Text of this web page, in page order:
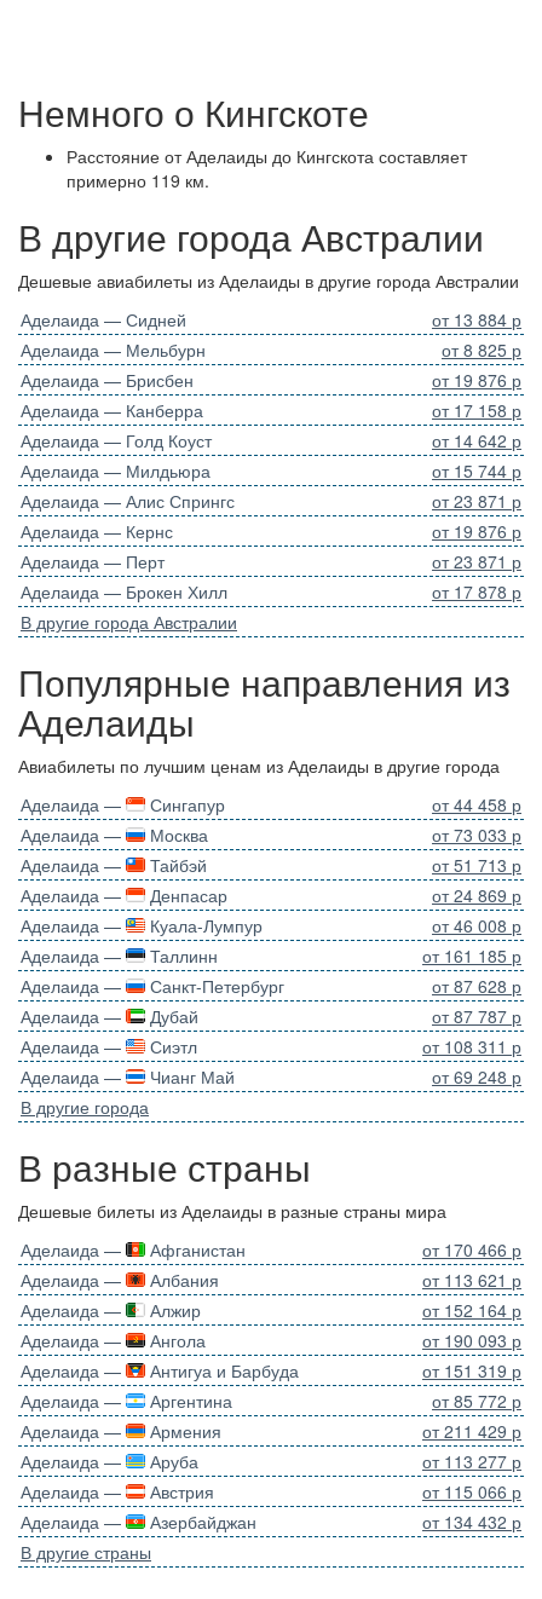
Немного о Кингскоте
Расстояние от Аделаиды до Кингскота составляет
примерно 119 км.
В другие города Австралии
Дешевые авиабилеты из Аделаиды в другие города Австралии
Аделаида — Сидней
от 13 884 р
Аделаида — Мельбурн
от 8 825 р
Аделаида — Брисбен
от 19 876 р
Аделаида — Канберра
от 17 158 р
Аделаида — Голд Коуст
от 14 642 р
Аделаида — Милдьюра
от 15 744 р
Аделаида — Алис Спрингс
от 23 871 р
Аделаида — Кернс
от 19 876 р
Аделаида — Перт
от 23 871 р
Аделаида — Брокен Хилл
от 17 878 р
В другие города Австралии
Популярные направления из
Аделаиды
Авиабилеты по лучшим ценам из Аделаиды в другие города
Аделаида —
Сингапур
от 44 458 р
Аделаида —
Москва
от 73 033 р
Аделаида —
Тайбэй
от 51 713 р
Аделаида —
Денпасар
от 24 869 р
Аделаида —
Куала-Лумпур
от 46 008 р
Аделаида —
Таллинн
от 161 185 р
Аделаида —
Санкт-Петербург
от 87 628 р
Аделаида —
Дубай
от 87 787 р
Аделаида —
Сиэтл
от 108 311 р
Аделаида —
Чианг Май
от 69 248 р
В другие города
В разные страны
Дешевые билеты из Аделаиды в разные страны мира
Аделаида —
Афганистан
от 170 466 р
Аделаида —
Албания
от 113 621 р
Аделаида —
Алжир
от 152 164 р
Аделаида —
Ангола
от 190 093 р
Аделаида —
Антигуа и Барбуда
от 151 319 р
Аделаида —
Аргентина
от 85 772 р
Аделаида —
Армения
от 211 429 р
Аделаида —
Аруба
от 113 277 р
Аделаида —
Австрия
от 115 066 р
Аделаида —
Азербайджан
от 134 432 р
В другие страны